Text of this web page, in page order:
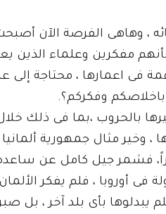
، وهاهى الفرصة الآن
مفكرين وعلماء الذين
فى اعمارها ، محتاجة إلى
وفكركم؟.
بالحروب ،بما فى ذلك
، وخير مثال جمهورية
كبيراً، فشمر جيل كامل عن
فى أوروبا ، فلم يفكر
يبدلوها بأى بلد آخر ، بل